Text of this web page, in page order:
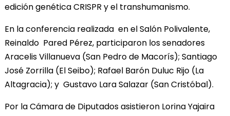
edición genética CRISPR y el transhumanismo.
En la conferencia realizada en el Salón Polivalente,
Reinaldo Pared Pérez, participaron los senadores
Aracelis Villanueva (San Pedro de Macorís); Santiago
José Zorrilla (El Seibo); Rafael Barón Duluc Rijo (La
Altagracia); y Gustavo Lara Salazar (San Cristóbal).
Por la Cámara de Diputados asistieron Lorina Yajaira